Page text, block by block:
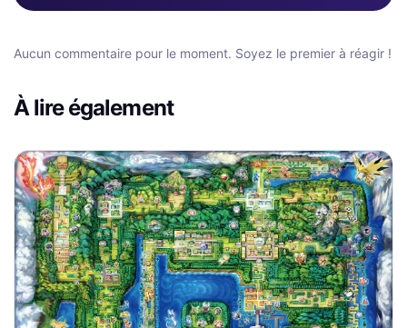
Aucun commentaire pour le moment. Soyez le premier à réagir !
À lire également